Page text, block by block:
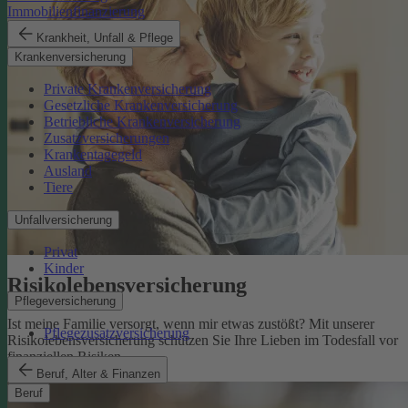
Immobilienfinanzierung
Krankheit, Unfall & Pflege
Krankenversicherung
Private Krankenversicherung
Gesetzliche Krankenversicherung
Betriebliche Krankenversicherung
Zusatzversicherungen
Krankentagegeld
Ausland
Tiere
Unfallversicherung
Privat
Kinder
Pflegeversicherung
Pflegezusatzversicherung
Beruf, Alter & Finanzen
Beruf
Risikolebens­versicherung
Ist meine Familie versorgt, wenn mir etwas zustößt? Mit unserer
Risikolebensversicherung schützen Sie Ihre Lieben im Todesfall vor
finanziellen Risiken.
Risikolebensversicherung